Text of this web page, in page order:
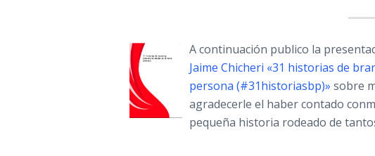
A continuación publico la
Jaime Chicheri «31 historias de
persona (#31historiasbp)» sobre
agradecerle el haber contado
pequeña historia rodeado de